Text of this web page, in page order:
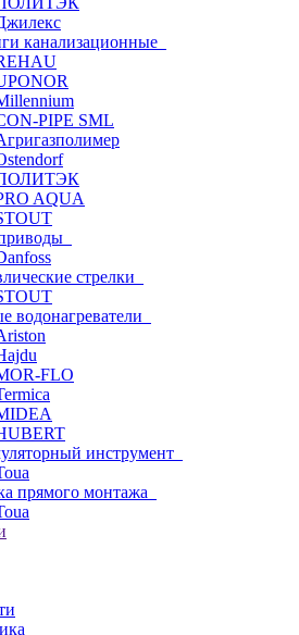
канализационные
PIPE SML
AQUA
стрелки
водонагреватели
FLO
инструмент
прямого монтажа